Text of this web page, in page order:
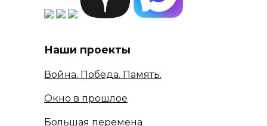
Наши проекты
Война. Победа. Память.
Окно в прошлое
Большая перемена